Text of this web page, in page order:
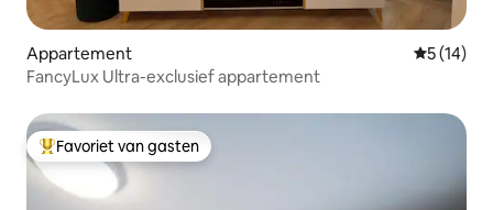
Appartement
5 (14)
FancyLux Ultra-exclusief appartement
Topfavoriet van gasten
Favoriet van gasten